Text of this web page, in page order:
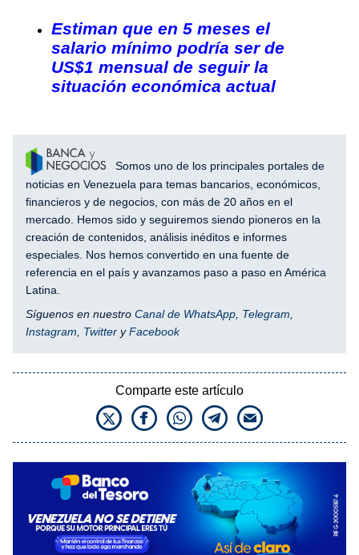
Estiman que en 5 meses el
salario mínimo podría ser de
US$1 mensual de seguir la
situación económica actual
Somos uno de los principales portales de
noticias en Venezuela para temas bancarios, económicos,
financieros y de negocios, con más de 20 años en el
mercado. Hemos sido y seguiremos siendo pioneros en la
creación de contenidos, análisis inéditos e informes
especiales. Nos hemos convertido en una fuente de
referencia en el país y avanzamos paso a paso en América
Latina.
Síguenos en nuestro Canal de WhatsApp Telegram
Instagram
Twitter yFacebook
Comparte este artículo